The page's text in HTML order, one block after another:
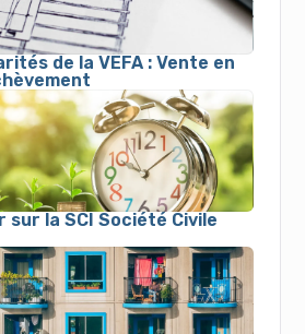
de la VEFA : Vente en
la SCI Société Civile